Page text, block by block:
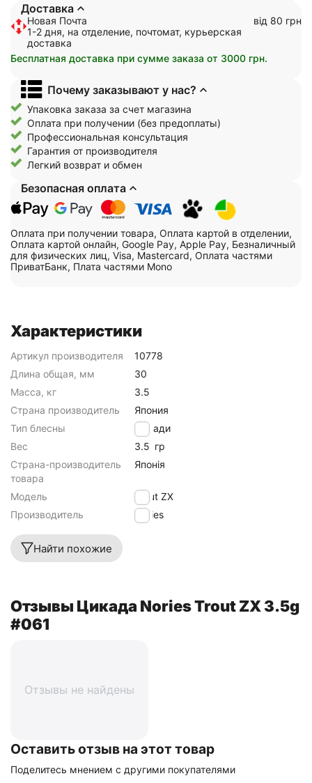
Доставка
Новая Почта
1-2 дня, на отделение, почтомат, курьерская
доставка
від 80 грн
Бесплатная доставка при сумме заказа от 3000 грн.
Почему заказывают у нас?
Упаковка заказа за счет магазина
Оплата при получении (без предоплаты)
Профессиональная консультация
Гарантия от производителя
Легкий возврат и обмен
Безопасная оплата
Оплата при получении товара, Оплата картой в отделении,
Оплата картой онлайн, Google Pay, Apple Pay, Безналичный
для физических лиц, Visa, Mastercard, Оплата частями
ПриватБанк, Плата частями Mono
Характеристики
Артикул производителя
10778
Длина общая, мм
30
Масса, кг
3.5
Страна производитель
Япония
Тип блесны
Цикади
Вес
3.5 гр
Страна-производитель
товара
Японія
Модель
Trout ZX
Производитель
Nories
Найти похожие
Отзывы Цикада Nories Trout ZX 3.5g
#061
Отзывы не найдены
Оставить отзыв на этот товар
Поделитесь мнением с другими покупателями